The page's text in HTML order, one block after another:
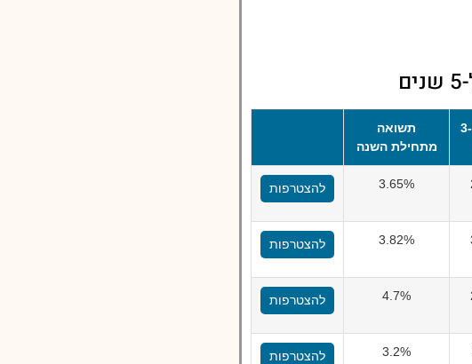
תשואה ל-3
תשואה
מתחילת השנה
3.65% להצטרפות
3.82% להצטרפות
4.7% להצטרפות
3.2% להצטרפות